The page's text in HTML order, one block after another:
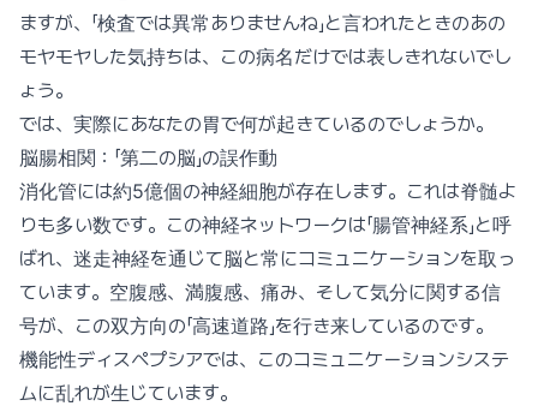
ますが、「検査では異常ありませんね」と言われたときのあの
モヤモヤした気持ちは、この病名だけでは表しきれないでし
ょう。
では、実際にあなたの胃で何が起きているのでしょうか。
脳腸相関：「第二の脳」の誤作動
消化管には約5億個の神経細胞が存在します。これは脊髄よ
りも多い数です。この神経ネットワークは「腸管神経系」と呼
ばれ、迷走神経を通じて脳と常にコミュニケーションを取っ
ています。空腹感、満腹感、痛み、そして気分に関する信
号が、この双方向の「高速道路」を行き来しているのです。
機能性ディスペプシアでは、このコミュニケーションシステ
ムに乱れが生じています。